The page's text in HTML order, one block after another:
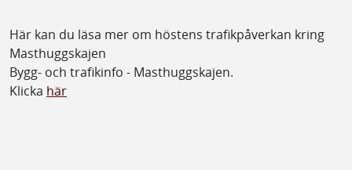
Här kan du läsa mer om höstens trafikpåverkan kring
Masthuggskajen
Bygg- och trafikinfo - Masthuggskajen.
Klicka här